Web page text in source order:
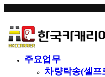
주요업무
차량탁송(셀프